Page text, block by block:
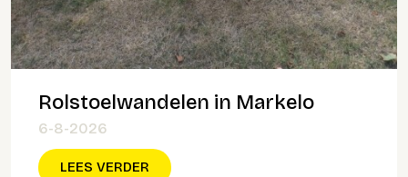
Rolstoelwandelen in Markelo
6-8-2026
LEES VERDER